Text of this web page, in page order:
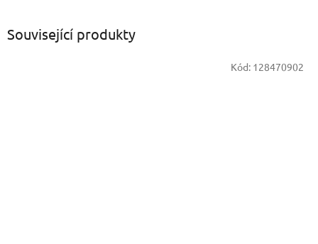
Související produkty
Kód: 128470902